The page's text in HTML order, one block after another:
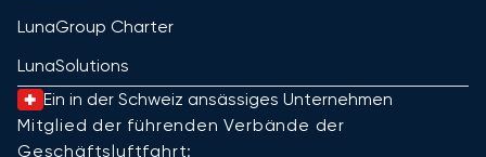
LunaGroup Charter
LunaSolutions
Ein in der Schweiz ansässiges Unternehmen
Mitglied der führenden Verbände der
Geschäftsluftfahrt: